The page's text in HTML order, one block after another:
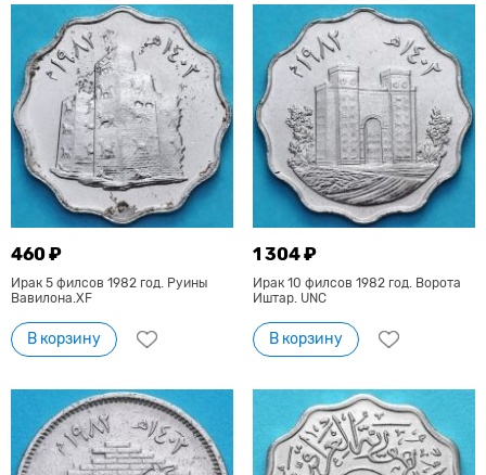
460 ₽
Ирак 5 филсов 1982 год. Руины
Вавилона.XF
В корзину
1 304 ₽
Ирак 10 филсов 1982 год. Ворота
Иштар. UNC
В корзину